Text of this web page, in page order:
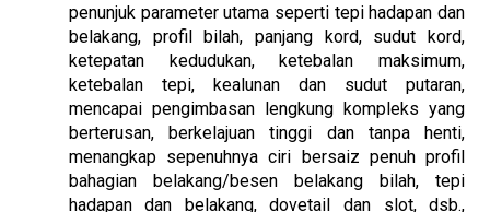
penunjuk parameter utama seperti tepi hadapan dan
belakang, profil bilah, panjang kord, sudut kord,
ketepatan kedudukan, ketebalan maksimum,
ketebalan tepi, kealunan dan sudut putaran,
mencapai pengimbasan lengkung kompleks yang
berterusan, berkelajuan tinggi dan tanpa henti,
menangkap sepenuhnya ciri bersaiz penuh profil
bahagian belakang/besen belakang bilah, tepi
hadapan dan belakang, dovetail dan slot, dsb.,